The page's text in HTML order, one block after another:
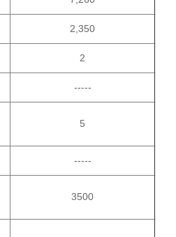
2,350
2
-----
5
-----
3500